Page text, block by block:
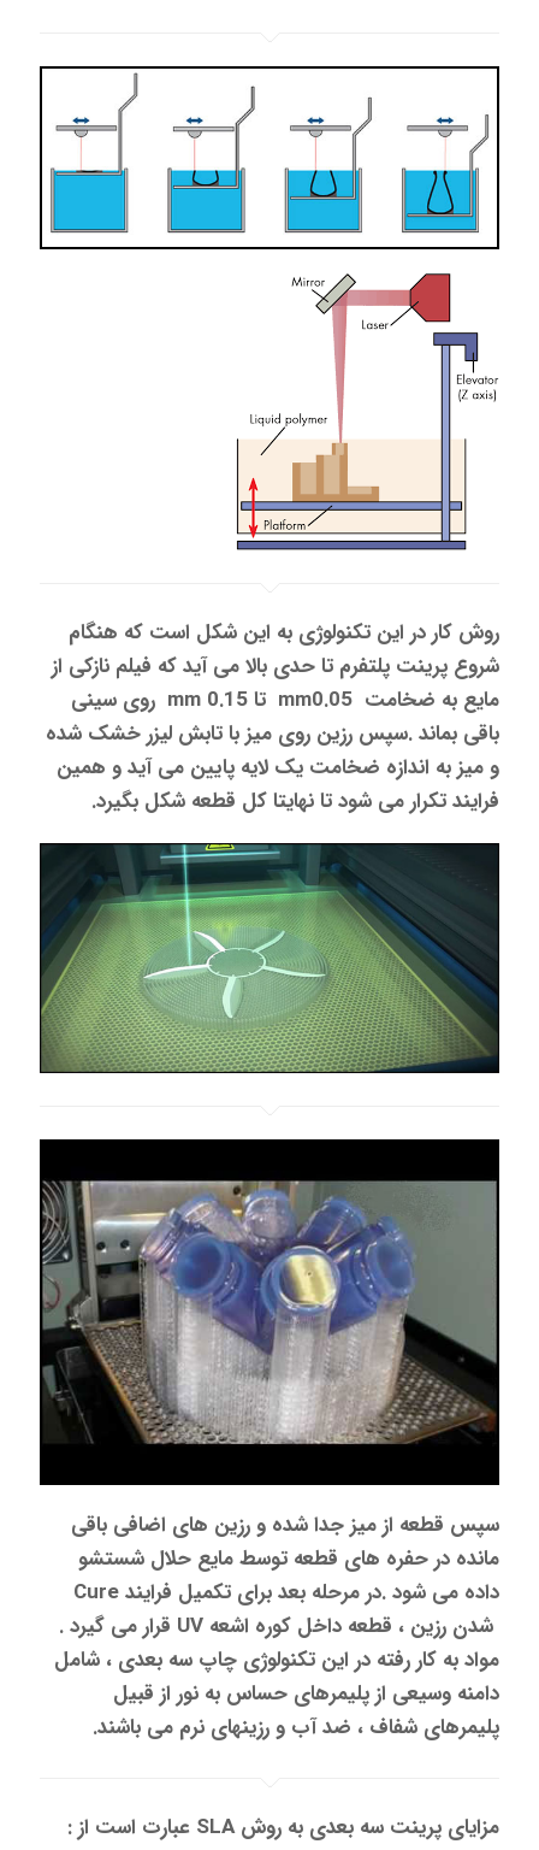
روش کار در این تکنولوژی به این شکل است که هنگام
شروع پرینت پلتفرم تا حدی بالا می آید که فیلم نازکی از
مایع به ضخامت mm0.05 تا mm 0.15 روی سینی
باقی بماند .سپس رزین روی میز با تابش لیزر خشک شده
و میز به اندازه ضخامت یک لایه پایین می آید و همین
فرایند تکرار می شود تا نهایتا کل قطعه شکل بگیرد.
سپس قطعه از میز جدا شده و رزین های اضافی باقی
مانده در حفره های قطعه توسط مایع حلال شستشو
داده می شود .در مرحله بعد برای تکمیل فرایند Cure
شدن رزین ، قطعه داخل کوره اشعه UV قرار می گیرد .
مواد به کار رفته در این تکنولوژی چاپ سه بعدی ، شامل
دامنه وسیعی از پلیمرهای حساس به نور از قبیل
پلیمرهای شفاف ، ضد آب و رزینهای نرم می باشند.
مزایای پرینت سه بعدی به روش SLA عبارت است از :